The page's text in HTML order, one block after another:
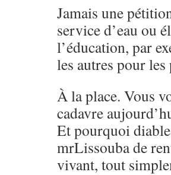
Jamais une
service d’eau ou
l’éducation, par
les autres pour
À la place. Vous
cadavre
Et pourquoi
mrLissouba de
vivant, tout